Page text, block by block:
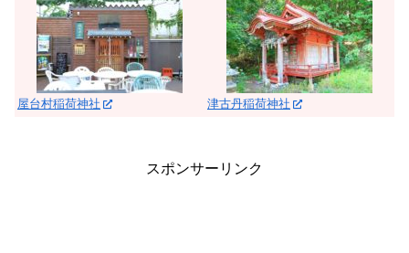
屋台村稲荷神社 津古丹稲荷神社
スポンサーリンク